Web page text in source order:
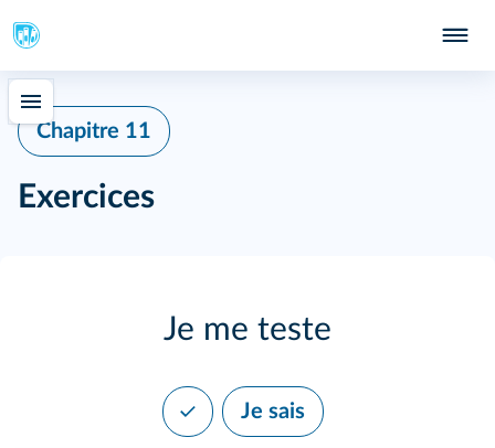
Chapitre 11
Exercices
Je me teste
Je sais